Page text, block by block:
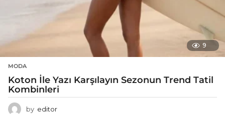
9
MODA
Koton İle Yazı Karşılayın Sezonun Trend Tatil
Kombinleri
by editor